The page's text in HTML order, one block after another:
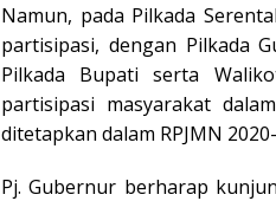
Namun, pada Pilkada
partisipasi, dengan Pilkada
Pilkada Bupati serta
partisipasi masyarakat
ditetapkan dalam RPJMN
Pj. Gubernur berharap